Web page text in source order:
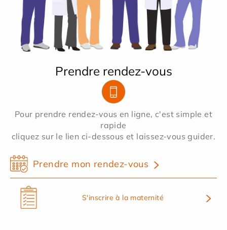
Prendre rendez-vous
Pour prendre rendez-vous en ligne, c'est simple et
rapide
cliquez sur le lien ci-dessous et laissez-vous guider.
Prendre mon rendez-vous
S'inscrire à la maternité